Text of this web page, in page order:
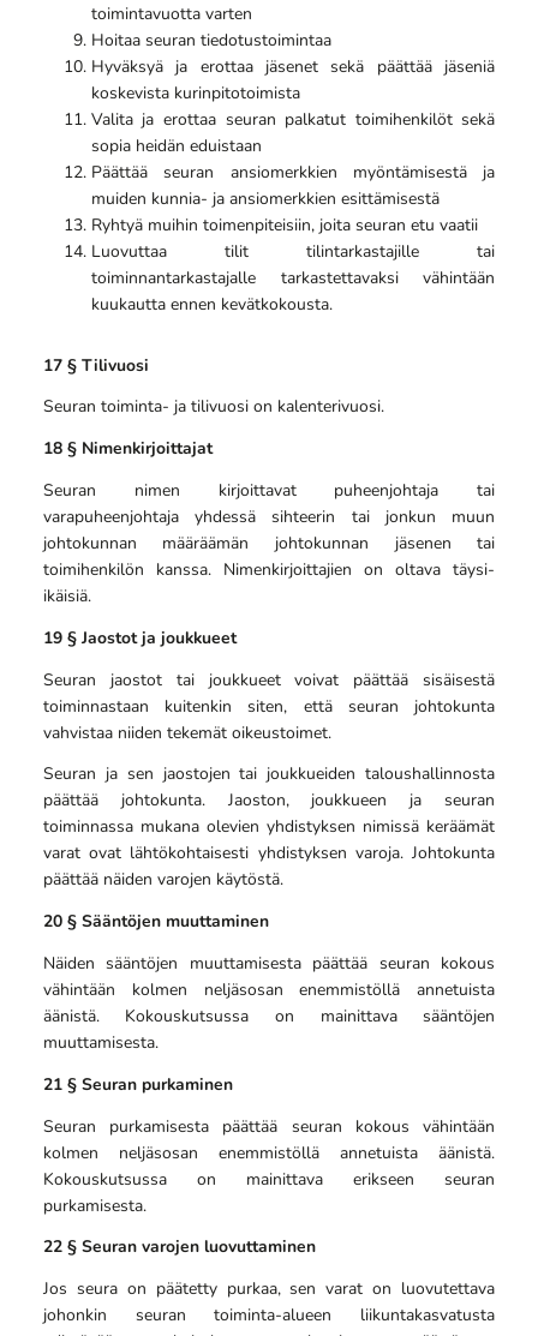
toimintavuotta varten
Hoitaa seuran tiedotustoimintaa
Hyväksyä ja erottaa jäsenet sekä päättää jäseniä
koskevista kurinpitotoimista
Valita ja erottaa seuran palkatut toimihenkilöt sekä
sopia heidän eduistaan
Päättää seuran ansiomerkkien myöntämisestä ja
muiden kunnia- ja ansiomerkkien esittämisestä
Ryhtyä muihin toimenpiteisiin, joita seuran etu vaatii
Luovuttaa tilit tilintarkastajille tai
toiminnantarkastajalle tarkastettavaksi vähintään
kuukautta ennen kevätkokousta.
17 § Tilivuosi
Seuran toiminta- ja tilivuosi on kalenterivuosi.
18 § Nimenkirjoittajat
Seuran nimen kirjoittavat puheenjohtaja tai
varapuheenjohtaja yhdessä sihteerin tai jonkun muun
johtokunnan määräämän johtokunnan jäsenen tai
toimihenkilön kanssa. Nimenkirjoittajien on oltava täysi-
ikäisiä.
19 § Jaostot ja joukkueet
Seuran jaostot tai joukkueet voivat päättää sisäisestä
toiminnastaan kuitenkin siten, että seuran johtokunta
vahvistaa niiden tekemät oikeustoimet.
Seuran ja sen jaostojen tai joukkueiden taloushallinnosta
päättää johtokunta. Jaoston, joukkueen ja seuran
toiminnassa mukana olevien yhdistyksen nimissä keräämät
varat ovat lähtökohtaisesti yhdistyksen varoja. Johtokunta
päättää näiden varojen käytöstä.
20 § Sääntöjen muuttaminen
Näiden sääntöjen muuttamisesta päättää seuran kokous
vähintään kolmen neljäsosan enemmistöllä annetuista
äänistä. Kokouskutsussa on mainittava sääntöjen
muuttamisesta.
21 § Seuran purkaminen
Seuran purkamisesta päättää seuran kokous vähintään
kolmen neljäsosan enemmistöllä annetuista äänistä.
Kokouskutsussa on mainittava erikseen seuran
purkamisesta.
22 § Seuran varojen luovuttaminen
Jos seura on päätetty purkaa, sen varat on luovutettava
johonkin seuran toiminta-alueen liikuntakasvatusta